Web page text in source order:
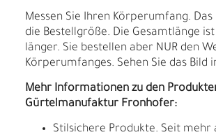
Messen Sie Ihren Körperumfang. Das
die Bestellgröße. Die Gesamtlänge ist
länger. Sie bestellen aber NUR den
Körperumfanges. Sehen Sie das Bild
Mehr Informationen zu den
Gürtelmanufaktur Fronhofer:
Stilsichere Produkte. Seit mehr